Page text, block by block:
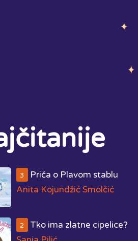
3
Priča o Plavom stablu
Anita Kojundžić Smolčić
2
Tko ima zlatne cipelice?